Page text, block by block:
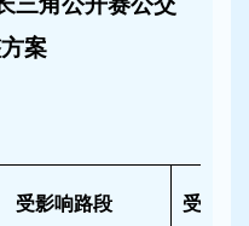
案
受影响路段 受影响